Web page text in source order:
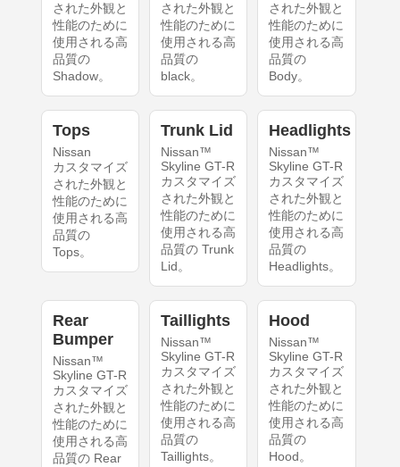
された外観と
性能のために
使用される高
品質の
Shadow。
された外観と
性能のために
使用される高
品質の
black。
された外観と
性能のために
使用される高
品質の
Body。
Tops
Nissan
カスタマイズ
された外観と
性能のために
使用される高
品質の
Tops。
Trunk Lid
Nissan™
Skyline GT-R
カスタマイズ
された外観と
性能のために
使用される高
品質の Trunk
Lid。
Headlights
Nissan™
Skyline GT-R
カスタマイズ
された外観と
性能のために
使用される高
品質の
Headlights。
Rear
Bumper
Nissan™
Skyline GT-R
カスタマイズ
された外観と
性能のために
使用される高
品質の Rear
Taillights
Nissan™
Skyline GT-R
カスタマイズ
された外観と
性能のために
使用される高
品質の
Taillights。
Hood
Nissan™
Skyline GT-R
カスタマイズ
された外観と
性能のために
使用される高
品質の
Hood。